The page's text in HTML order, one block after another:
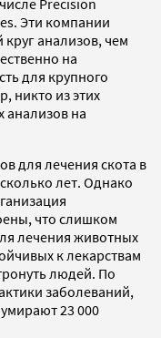
Эти компании
анализов, чем
на
для крупного
никто из этих
анализов на
для лечения скота в
лет. Однако
что слишком
лечения животных
к лекарствам
людей. По
заболеваний,
23 000